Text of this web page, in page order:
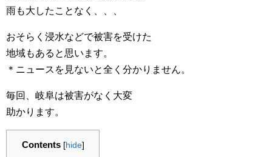
雨も大したことなく、、、
おそらく浸水などで被害を受けた
地域もあると思います。
＊ニュースを見ないと全く分かりません。
毎回、岐阜は被害がなく大変
助かります。
Contents [hide]